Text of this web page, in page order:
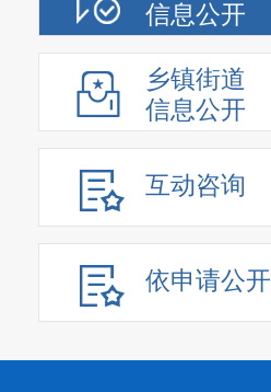
信息公开
乡镇街道
信息公开
互动咨询
依申请公开